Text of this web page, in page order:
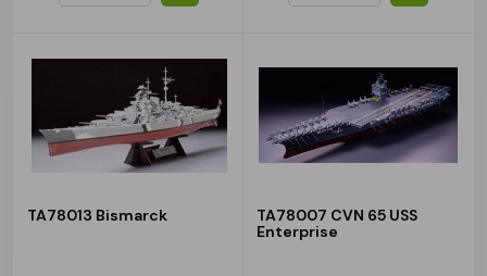
TA78013 Bismarck
TA78007 CVN 65 USS
Enterprise